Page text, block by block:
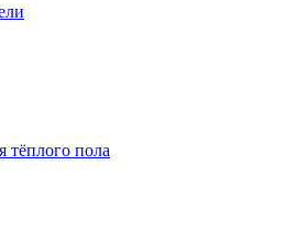
тёплого пола